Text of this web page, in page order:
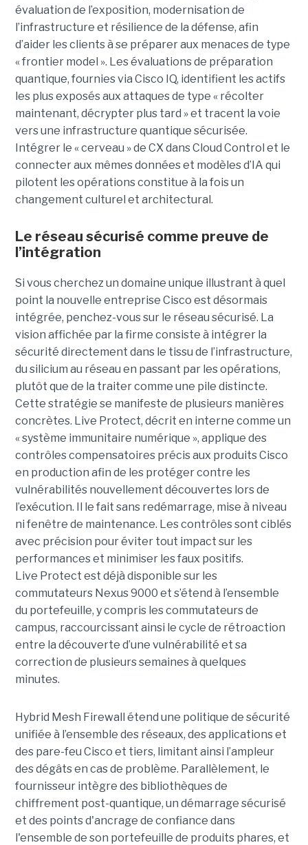
évaluation de l’exposition, modernisation de
l’infrastructure et résilience de la défense, afin
d’aider les clients à se préparer aux menaces de type
« frontier model ». Les évaluations de préparation
quantique, fournies via Cisco IQ, identifient les actifs
les plus exposés aux attaques de type « récolter
maintenant, décrypter plus tard » et tracent la voie
vers une infrastructure quantique sécurisée.
Intégrer le « cerveau » de CX dans Cloud Control et le
connecter aux mêmes données et modèles d’IA qui
pilotent les opérations constitue à la fois un
changement culturel et architectural.
Le réseau sécurisé comme preuve de
l’intégration
Si vous cherchez un domaine unique illustrant à quel
point la nouvelle entreprise Cisco est désormais
intégrée, penchez-vous sur le réseau sécurisé. La
vision affichée par la firme consiste à intégrer la
sécurité directement dans le tissu de l’infrastructure,
du silicium au réseau en passant par les opérations,
plutôt que de la traiter comme une pile distincte.
Cette stratégie se manifeste de plusieurs manières
concrètes. Live Protect, décrit en interne comme un
« système immunitaire numérique », applique des
contrôles compensatoires précis aux produits Cisco
en production afin de les protéger contre les
vulnérabilités nouvellement découvertes lors de
l’exécution. Il le fait sans redémarrage, mise à niveau
ni fenêtre de maintenance. Les contrôles sont ciblés
avec précision pour éviter tout impact sur les
performances et minimiser les faux positifs.
Live Protect est déjà disponible sur les
commutateurs Nexus 9000 et s’étend à l’ensemble
du portefeuille, y compris les commutateurs de
campus, raccourcissant ainsi le cycle de rétroaction
entre la découverte d’une vulnérabilité et sa
correction de plusieurs semaines à quelques
minutes.
Hybrid Mesh Firewall étend une politique de sécurité
unifiée à l’ensemble des réseaux, des applications et
des pare-feu Cisco et tiers, limitant ainsi l’ampleur
des dégâts en cas de problème. Parallèlement, le
fournisseur intègre des bibliothèques de
chiffrement post-quantique, un démarrage sécurisé
et des points d'ancrage de confiance dans
l'ensemble de son portefeuille de produits phares, et